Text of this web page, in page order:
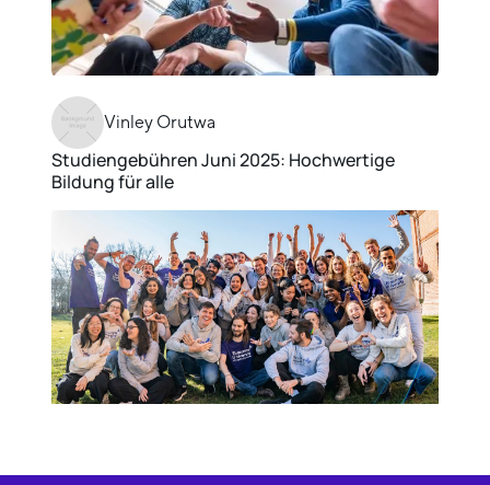
Vinley Orutwa
Studiengebühren Juni 2025: Hochwertige
Bildung für alle